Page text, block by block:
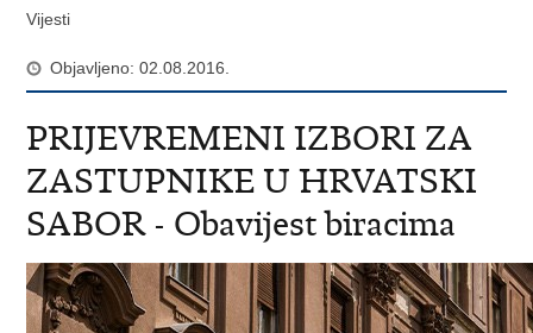
Vijesti
Objavljeno: 02.08.2016.
PRIJEVREMENI IZBORI ZA
ZASTUPNIKE U HRVATSKI
SABOR - Obavijest biracima